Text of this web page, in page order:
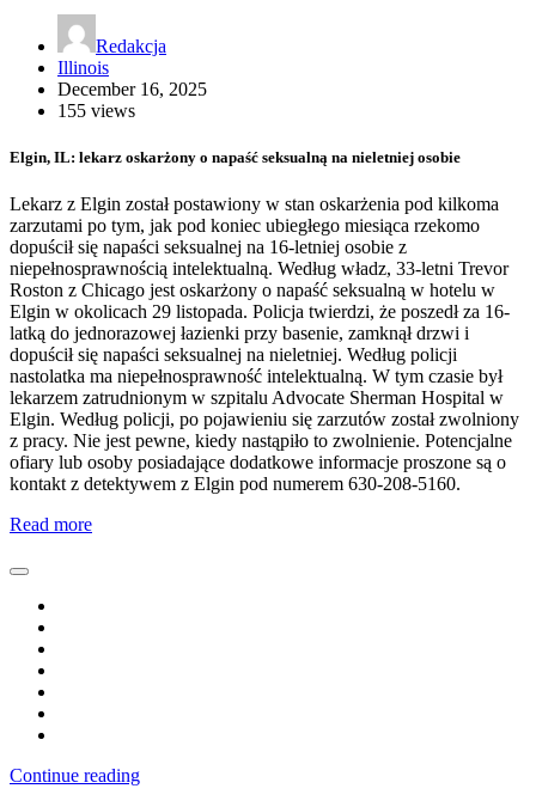
Redakcja
Illinois
December 16, 2025
155 views
Elgin, IL: lekarz oskarżony o napaść seksualną na nieletniej osobie
Lekarz z Elgin został postawiony w stan oskarżenia pod kilkoma
zarzutami po tym, jak pod koniec ubiegłego miesiąca rzekomo
dopuścił się napaści seksualnej na 16-letniej osobie z
niepełnosprawnością intelektualną. Według władz, 33-letni Trevor
Roston z Chicago jest oskarżony o napaść seksualną w hotelu w
Elgin w okolicach 29 listopada. Policja twierdzi, że poszedł za 16-
latką do jednorazowej łazienki przy basenie, zamknął drzwi i
dopuścił się napaści seksualnej na nieletniej. Według policji
nastolatka ma niepełnosprawność intelektualną. W tym czasie był
lekarzem zatrudnionym w szpitalu Advocate Sherman Hospital w
Elgin. Według policji, po pojawieniu się zarzutów został zwolniony
z pracy. Nie jest pewne, kiedy nastąpiło to zwolnienie. Potencjalne
ofiary lub osoby posiadające dodatkowe informacje proszone są o
kontakt z detektywem z Elgin pod numerem 630-208-5160.
Read more
Continue reading